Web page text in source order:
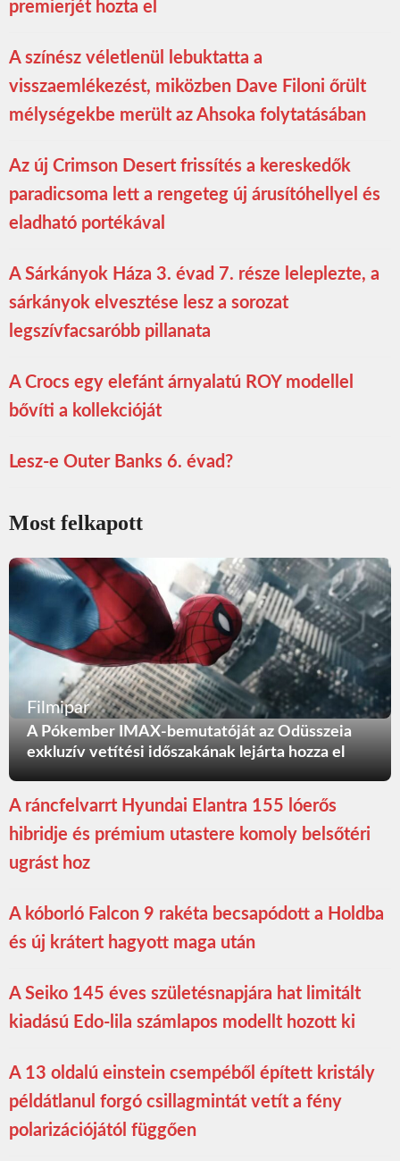
premierjét hozta el
A színész véletlenül lebuktatta a
visszaemlékezést, miközben Dave Filoni őrült
mélységekbe merült az Ahsoka folytatásában
Az új Crimson Desert frissítés a kereskedők
paradicsoma lett a rengeteg új árusítóhellyel és
eladható portékával
A Sárkányok Háza 3. évad 7. része leleplezte, a
sárkányok elvesztése lesz a sorozat
legszívfacsaróbb pillanata
A Crocs egy elefánt árnyalatú ROY modellel
bővíti a kollekcióját
Lesz-e Outer Banks 6. évad?
Most felkapott
Filmipar
A Pókember IMAX-bemutatóját az Odüsszeia
exkluzív vetítési időszakának lejárta hozza el
A ráncfelvarrt Hyundai Elantra 155 lóerős
hibridje és prémium utastere komoly belsőtéri
ugrást hoz
A kóborló Falcon 9 rakéta becsapódott a Holdba
és új krátert hagyott maga után
A Seiko 145 éves születésnapjára hat limitált
kiadású Edo-lila számlapos modellt hozott ki
A 13 oldalú einstein csempéből épített kristály
példátlanul forgó csillagmintát vetít a fény
polarizációjától függően